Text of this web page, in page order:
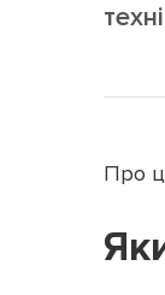
Про